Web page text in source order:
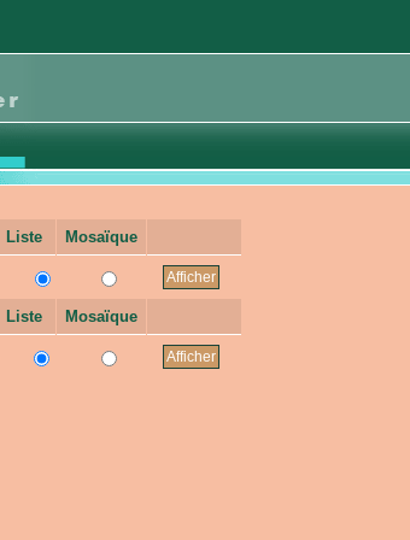
Liste Mosaïque
Liste Mosaïque